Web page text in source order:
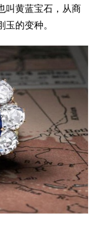
叫黄蓝宝石，从商
的变种。